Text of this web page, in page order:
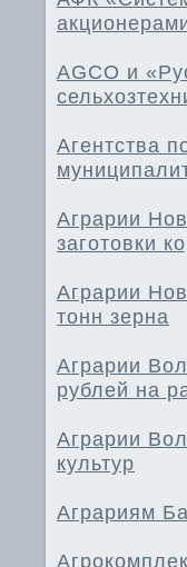
AGCO и
Агентства
Аграрии
заготовки
Аграрии
тонн зерна
Аграрии
рублей на
Аграрии
культур
Аграриям